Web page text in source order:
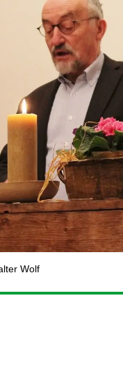
Wolf